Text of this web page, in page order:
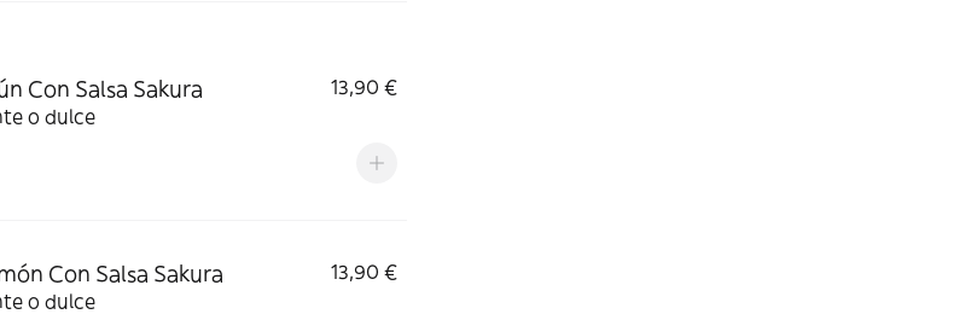
Con Salsa Sakura
13,90 €
o dulce
Con Salsa Sakura
13,90 €
o dulce